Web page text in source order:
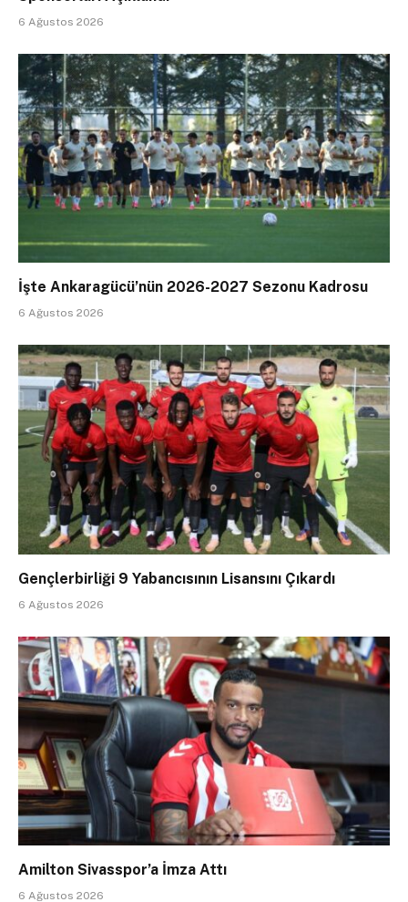
6 Ağustos 2026
İşte Ankaragücü’nün 2026-2027 Sezonu Kadrosu
6 Ağustos 2026
Gençlerbirliği 9 Yabancısının Lisansını Çıkardı
6 Ağustos 2026
Amilton Sivasspor’a İmza Attı
6 Ağustos 2026